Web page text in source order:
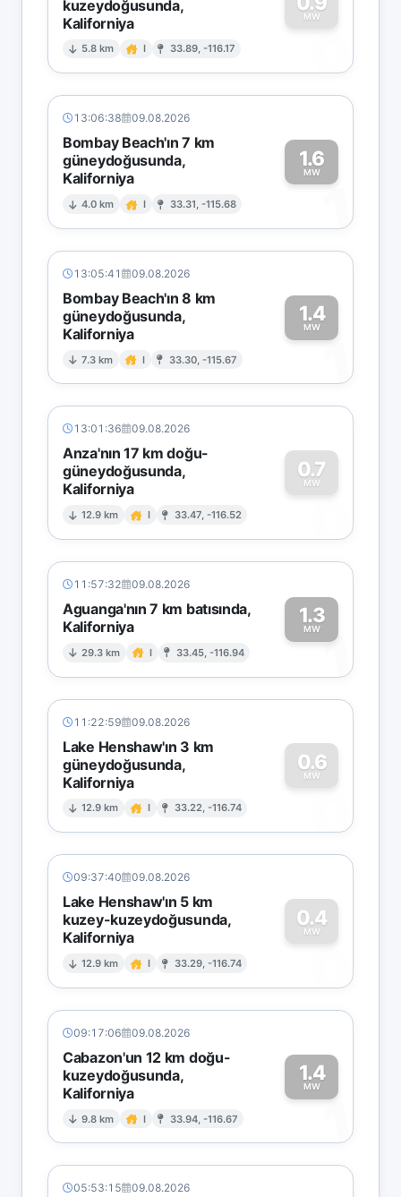
kuzeydoğusunda,
Kaliforniya
5.8 km I 33.89, -116.17
MW
0
13:06:38 09.08.2026
Bombay Beach'ın 7 km
güneydoğusunda,
Kaliforniya
4.0 km I 33.31, -115.68
1.6
MW
1
13:05:41 09.08.2026
Bombay Beach'ın 8 km
güneydoğusunda,
Kaliforniya
7.3 km I 33.30, -115.67
1.4
MW
1
13:01:36 09.08.2026
Anza'nın 17 km doğu-
güneydoğusunda,
Kaliforniya
12.9 km I 33.47, -116.52
0.7
MW
0
11:57:32 09.08.2026
Aguanga'nın 7 km batısında,
Kaliforniya
29.3 km I 33.45, -116.94
1.3
MW1
11:22:59 09.08.2026
Lake Henshaw'ın 3 km
güneydoğusunda,
Kaliforniya
12.9 km I 33.22, -116.74
0.6
MW
0
09:37:40 09.08.2026
Lake Henshaw'ın 5 km
kuzey-kuzeydoğusunda,
Kaliforniya
12.9 km I 33.29, -116.74
0.4
MW
0
09:17:06 09.08.2026
Cabazon'un 12 km doğu-
kuzeydoğusunda,
Kaliforniya
9.8 km I 33.94, -116.67
1.4
MW
1
05:53:15 09.08.2026